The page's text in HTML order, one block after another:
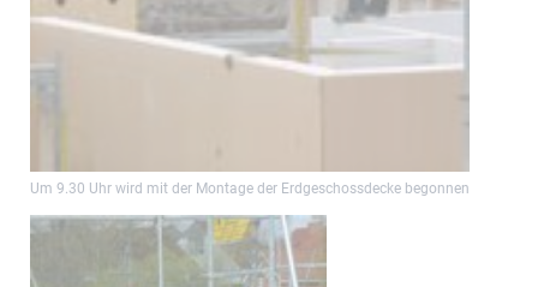
Um 9.30 Uhr wird mit der Montage der Erdgeschossdecke begonnen